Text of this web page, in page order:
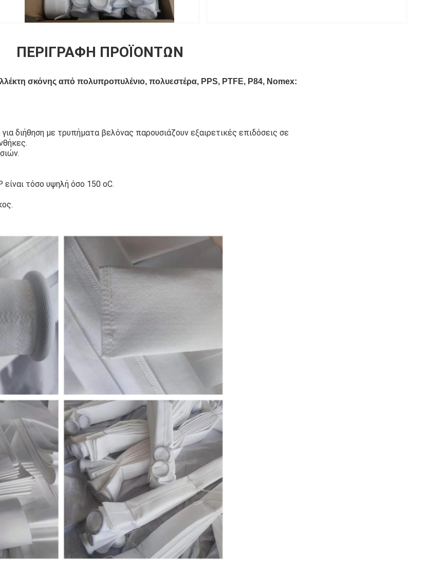
ΠΕΡΙΓΡΑΦΉ ΠΡΟΪΌΝΤΩΝ
σκόνης από πολυπροπυλένιο, πολυεστέρα, PPS, PTFE, P84, Nomex:
διήθηση με τρυπήματα βελόνας παρουσιάζουν εξαιρετικές επιδόσεις σε
τόσο υψηλή όσο 150 oC.